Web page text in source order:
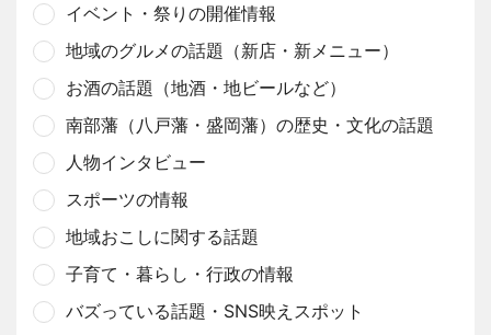
イベント・祭りの開催情報
地域のグルメの話題（新店・新メニュー）
お酒の話題（地酒・地ビールなど）
南部藩（八戸藩・盛岡藩）の歴史・文化の話題
人物インタビュー
スポーツの情報
地域おこしに関する話題
子育て・暮らし・行政の情報
バズっている話題・SNS映えスポット